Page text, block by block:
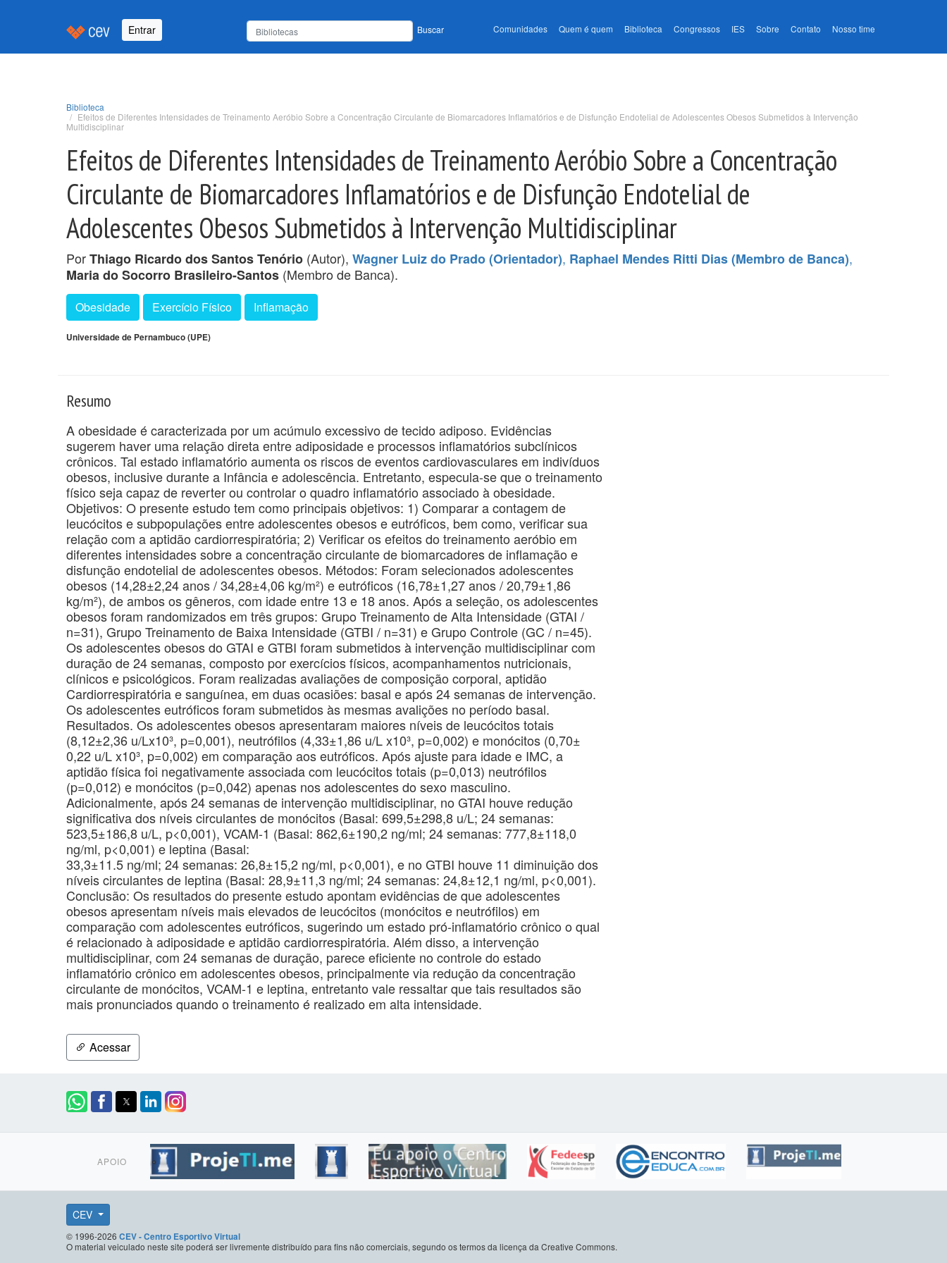
Entrar Buscar Comunidades Quem é quem Biblioteca Congressos IES Sobre Contato Nosso time
Biblioteca
Efeitos de Diferentes Intensidades de Treinamento Aeróbio Sobre a Concentração Circulante de Biomarcadores Inflamatórios e de Disfunção Endotelial de Adolescentes Obesos Submetidos à Intervenção
Multidisciplinar
Efeitos de Diferentes Intensidades de Treinamento Aeróbio Sobre a Concentração
Circulante de Biomarcadores Inflamatórios e de Disfunção Endotelial de
Adolescentes Obesos Submetidos à Intervenção Multidisciplinar
PorThiago Ricardo dos Santos Tenório (Autor), Wagner Luiz do Prado (Orientador), Raphael Mendes Ritti Dias (Membro de Banca),
Maria do Socorro Brasileiro-Santos (Membro de Banca).
Obesidade Exercício Físico Inflamação
Universidade de Pernambuco (UPE)
Resumo
A obesidade é caracterizada por um acúmulo excessivo de tecido adiposo. Evidências
sugerem haver uma relação direta entre adiposidade e processos inflamatórios subclínicos
crônicos. Tal estado inflamatório aumenta os riscos de eventos cardiovasculares em indivíduos
obesos, inclusive durante a Infância e adolescência. Entretanto, especula-se que o treinamento
físico seja capaz de reverter ou controlar o quadro inflamatório associado à obesidade.
Objetivos: O presente estudo tem como principais objetivos: 1) Comparar a contagem de
leucócitos e subpopulações entre adolescentes obesos e eutróficos, bem como, verificar sua
relação com a aptidão cardiorrespiratória; 2) Verificar os efeitos do treinamento aeróbio em
diferentes intensidades sobre a concentração circulante de biomarcadores de inflamação e
disfunção endotelial de adolescentes obesos. Métodos: Foram selecionados adolescentes
obesos (14,28±2,24 anos / 34,28±4,06 kg/m²) e eutróficos (16,78±1,27 anos / 20,79±1,86
kg/m²), de ambos os gêneros, com idade entre 13 e 18 anos. Após a seleção, os adolescentes
obesos foram randomizados em três grupos: Grupo Treinamento de Alta Intensidade (GTAI /
n=31), Grupo Treinamento de Baixa Intensidade (GTBI / n=31) e Grupo Controle (GC / n=45).
Os adolescentes obesos do GTAI e GTBI foram submetidos à intervenção multidisciplinar com
duração de 24 semanas, composto por exercícios físicos, acompanhamentos nutricionais,
clínicos e psicológicos. Foram realizadas avaliações de composição corporal, aptidão
Cardiorrespiratória e sanguínea, em duas ocasiões: basal e após 24 semanas de intervenção.
Os adolescentes eutróficos foram submetidos às mesmas avalições no período basal.
Resultados. Os adolescentes obesos apresentaram maiores níveis de leucócitos totais
(8,12±2,36 u/Lx10³, p=0,001), neutrófilos (4,33±1,86 u/L x10³, p=0,002) e monócitos (0,70±
0,22 u/L x10³, p=0,002) em comparação aos eutróficos. Após ajuste para idade e IMC, a
aptidão física foi negativamente associada com leucócitos totais (p=0,013) neutrófilos
(p=0,012) e monócitos (p=0,042) apenas nos adolescentes do sexo masculino.
Adicionalmente, após 24 semanas de intervenção multidisciplinar, no GTAI houve redução
significativa dos níveis circulantes de monócitos (Basal: 699,5±298,8 u/L; 24 semanas:
523,5±186,8 u/L, p<0,001), VCAM-1 (Basal: 862,6±190,2 ng/ml; 24 semanas: 777,8±118,0
ng/ml, p<0,001) e leptina (Basal:
33,3±11.5 ng/ml; 24 semanas: 26,8±15,2 ng/ml, p<0,001), e no GTBI houve 11 diminuição dos
níveis circulantes de leptina (Basal: 28,9±11,3 ng/ml; 24 semanas: 24,8±12,1 ng/ml, p<0,001).
Conclusão: Os resultados do presente estudo apontam evidências de que adolescentes
obesos apresentam níveis mais elevados de leucócitos (monócitos e neutrófilos) em
comparação com adolescentes eutróficos, sugerindo um estado pró-inflamatório crônico o qual
é relacionado à adiposidade e aptidão cardiorrespiratória. Além disso, a intervenção
multidisciplinar, com 24 semanas de duração, parece eficiente no controle do estado
inflamatório crônico em adolescentes obesos, principalmente via redução da concentração
circulante de monócitos, VCAM-1 e leptina, entretanto vale ressaltar que tais resultados são
mais pronunciados quando o treinamento é realizado em alta intensidade.
Acessar
APOIO
CEV
© 1996-2026 CEV - Centro Esportivo Virtual
O material veiculado neste site poderá ser livremente distribuído para fins não comerciais, segundo os termos da licença da Creative Commons.